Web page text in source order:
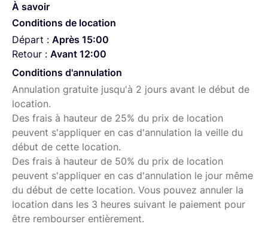
Monture micro 4/3
4K…
🎯 Idéal pour :
Portraits, interviews à distance
Captation d’événements, spectacles, concerts
Vidéos docu, clip, ou plans de coupe stabilisés au
télé
On loue également des packs GH5 et le GH6 (boitiers
nus). Allez voir nos autres annonces :-)
À savoir
Conditions de location
Départ : Après 15:00
Retour : Avant 12:00
Conditions d'annulation
Annulation gratuite jusqu'à 2 jours avant le début de
location.
Des frais à hauteur de 25% du prix de location
peuvent s'appliquer en cas d'annulation la veille du
début de cette location.
Des frais à hauteur de 50% du prix de location
peuvent s'appliquer en cas d'annulation le jour même
du début de cette location. Vous pouvez annuler la
location dans les 3 heures suivant le paiement pour
être rembourser entièrement.